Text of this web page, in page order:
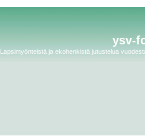
ysv-
Lapsimyönteistä ja ekohenkistä jutustelua